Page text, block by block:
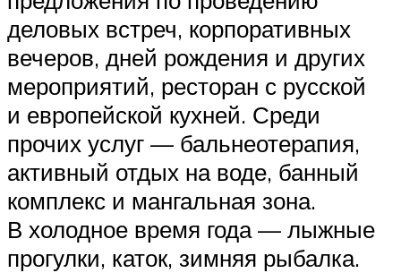
деловых встреч, корпоративных
вечеров, дней рождения и других
мероприятий, ресторан с русской
и европейской кухней. Среди
прочих услуг — бальнеотерапия,
активный отдых на воде, банный
комплекс и мангальная зона.
В холодное время года — лыжные
прогулки, каток, зимняя рыбалка.